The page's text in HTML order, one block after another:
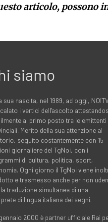
articolo, possono
siamo
sua nascita, nel 1989, ad oggi,
i vertici dell'ascolto
al primo posto tra le emittenti
Merito della sua attenzione al
seguito costantemente con 15
giornaliere del TgNoi, con i
di cultura, politica, sport,
Ogni giorno il TgNoi viene
e trasmesso anche per non
traduzione simultanea di una
di lingua italiana dei segni.
2000 è partner ufficiale Rai